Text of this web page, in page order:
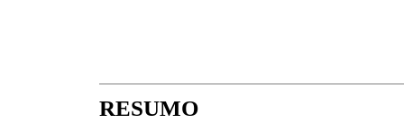
RESUMO